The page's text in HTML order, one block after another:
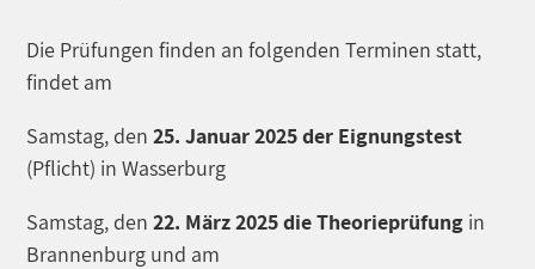
Die Prüfungen finden an folgenden Terminen statt,
findet am
Samstag, den25. Januar 2025 der Eignungstest
(Pflicht) in Wasserburg
Samstag, den22. März 2025 die Theorieprüfung in
Brannenburg und am